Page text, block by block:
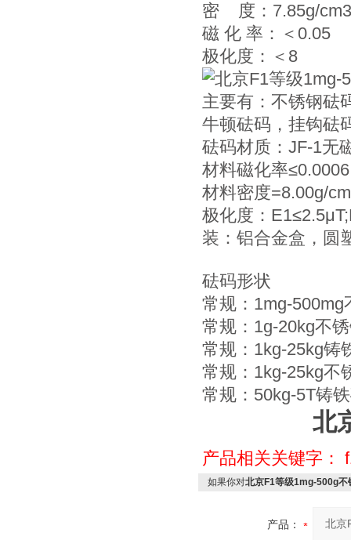
密 度：7.85g/cm3
磁 化 率：＜0.05
极化度：＜8
主要有：不锈钢砝
牛顿砝码，挂钩砝
砝码材质：JF-1无
材料磁化率≤0.0006
材料密度=8.00g/
极化度：
装：铝合金盒，圆
砝码形状
常规：1mg-
常规：1g-20kg不
常规：1kg-25kg铸
常规：1kg-25kg不
常规：50kg-5T铸
北
产品相关关键字：
如果你对北京F1等级1mg-500g不
产品：